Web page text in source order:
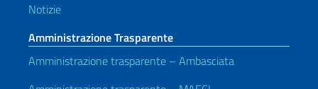
Notizie
Amministrazione Trasparente
Amministrazione trasparente – Ambasciata